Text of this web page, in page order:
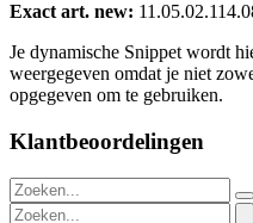
Exact art. new:
Je dynamische Snippet wordt
weergegeven omdat je niet
opgegeven om te gebruiken.
Klantbeoordelingen